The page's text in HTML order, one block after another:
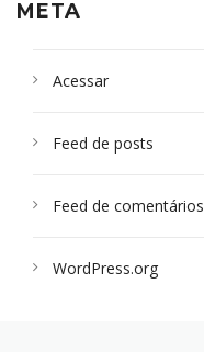
META
Acessar
Feed de posts
Feed de comentários
WordPress.org